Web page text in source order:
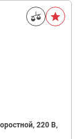
220 В,